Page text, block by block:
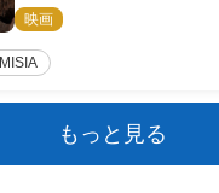
の赤ちゃんが大集合
映画
MISIA
もっと見る